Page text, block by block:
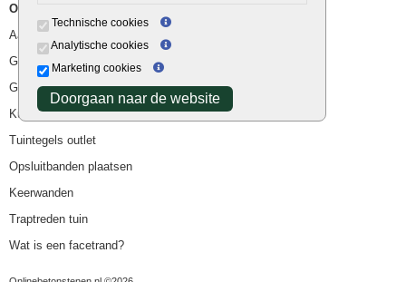
Technische cookies
Analytische cookies
Marketing cookies
Doorgaan naar de website
Overig
Aanbiedingen
Goedkope bestrating
Goedkope tuintegels
Kunstgras
Tuintegels outlet
Opsluitbanden plaatsen
Keerwanden
Traptreden tuin
Wat is een facetrand?